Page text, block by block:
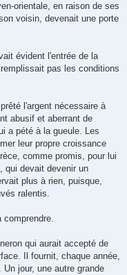
orientale, en raison de ses
voisin, devenait une porte
évident l'entrée de la
pas les conditions
l'argent nécessaire à
abusif et aberrant de
a pété à la gueule. Les
leur propre croissance
comme promis, pour lui
qui devait devenir un
plus à rien, puisque,
ralentis.
qui aurait accepté de
Il fournit, chaque année,
jour, une autre grande